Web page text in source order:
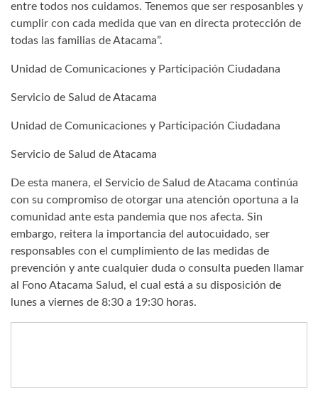
entre todos nos cuidamos. Tenemos que ser resposanbles y
cumplir con cada medida que van en directa protección de
todas las familias de Atacama”.
Unidad de Comunicaciones y Participación Ciudadana
Servicio de Salud de Atacama
Unidad de Comunicaciones y Participación Ciudadana
Servicio de Salud de Atacama
De esta manera, el Servicio de Salud de Atacama continúa
con su compromiso de otorgar una atención oportuna a la
comunidad ante esta pandemia que nos afecta. Sin
embargo, reitera la importancia del autocuidado, ser
responsables con el cumplimiento de las medidas de
prevención y ante cualquier duda o consulta pueden llamar
al Fono Atacama Salud, el cual está a su disposición de
lunes a viernes de 8:30 a 19:30 horas.